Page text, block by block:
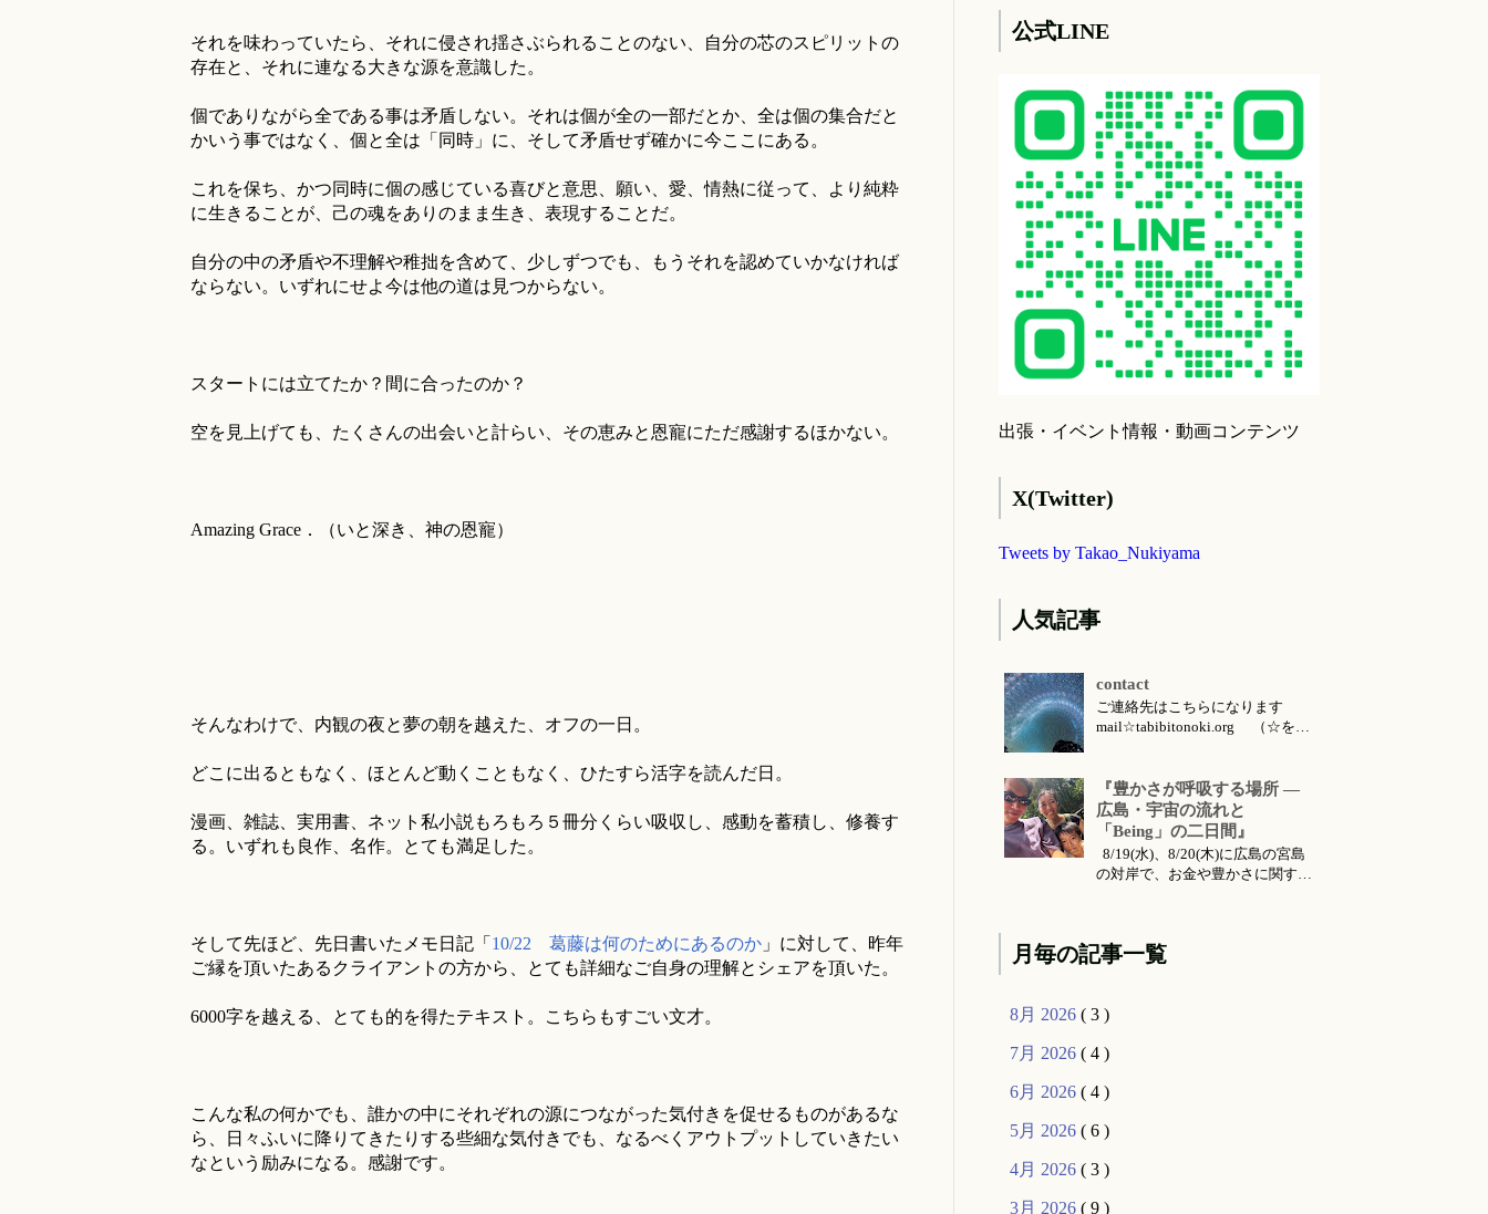
それを味わっていたら、それに侵され揺さぶられることのない、自分の芯のスピリットの
存在と、それに連なる大きな源を意識した。
個でありながら全である事は矛盾しない。それは個が全の一部だとか、全は個の集合だと
かいう事ではなく、個と全は「同時」に、そして矛盾せず確かに今ここにある。
これを保ち、かつ同時に個の感じている喜びと意思、願い、愛、情熱に従って、より純粋
に生きることが、己の魂をありのまま生き、表現することだ。
自分の中の矛盾や不理解や稚拙を含めて、少しずつでも、もうそれを認めていかなければ
ならない。いずれにせよ今は他の道は見つからない。
スタートには立てたか？間に合ったのか？
空を見上げても、たくさんの出会いと計らい、その恵みと恩寵にただ感謝するほかない。
Amazing Grace．（いと深き、神の恩寵）
そんなわけで、内観の夜と夢の朝を越えた、オフの一日。
どこに出るともなく、ほとんど動くこともなく、ひたすら活字を読んだ日。
漫画、雑誌、実用書、ネット私小説もろもろ５冊分くらい吸収し、感動を蓄積し、修養す
る。いずれも良作、名作。とても満足した。
そして先ほど、先日書いたメモ日記「 10/22 葛藤は何のためにあるのか 」に対して、昨年
ご縁を頂いたあるクライアントの方から、とても詳細なご自身の理解とシェアを頂いた。
6000字を越える、とても的を得たテキスト。こちらもすごい文才。
こんな私の何かでも、誰かの中にそれぞれの源につながった気付きを促せるものがあるな
ら、日々ふいに降りてきたりする些細な気付きでも、なるべくアウトプットしていきたい
なという励みになる。感謝です。
公式LINE
出張・イベント情報・動画コンテンツ
X(Twitter)
Tweets by Takao_Nukiyama
人気記事
contact
ご連絡先はこちらになります
mail☆tabibitonoki.org （☆を@
こちらです 今月のイベント・ワ
ークショップ・セッション・リト
リート・出張情報等 対面セッシ
ョン所要時間・場所 セッション
メニ...
『豊かさが呼吸する場所 ―
広島・宇宙の流れと
「Being」の二日間』
8/19(水)、8/20(木)に広島の宮島
の対岸で、お金や豊かさに関する
かさ・宇宙の流れ〜』 のお話の
ンツとして購入可能です...
月毎の記事一覧
8月 2026 ( 3 )
7月 2026 ( 4 )
6月 2026 ( 4 )
5月 2026 ( 6 )
4月 2026 ( 3 )
3月 2026 ( 9 )